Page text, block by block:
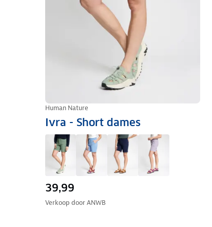
Human Nature
Ivra - Short dames
39,99
Verkoop doorANWB